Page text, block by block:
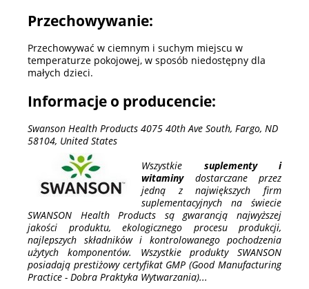
Przechowywanie:
Przechowywać w ciemnym i suchym miejscu w
temperaturze pokojowej, w sposób niedostępny dla
małych dzieci.
Informacje o producencie:
Swanson Health Products 4075 40th Ave South, Fargo, ND
58104, United States
Wszystkie suplementy i
witaminydostarczane przez
jedną z największych firm
suplementacyjnych na świecie
SWANSON Health Products są gwarancją najwyższej
jakości produktu, ekologicznego procesu produkcji,
najlepszych składników i kontrolowanego pochodzenia
użytych komponentów. Wszystkie produkty SWANSON
posiadają prestiżowy certyfikat GMP (Good Manufacturing
Practice - Dobra Praktyka Wytwarzania)...